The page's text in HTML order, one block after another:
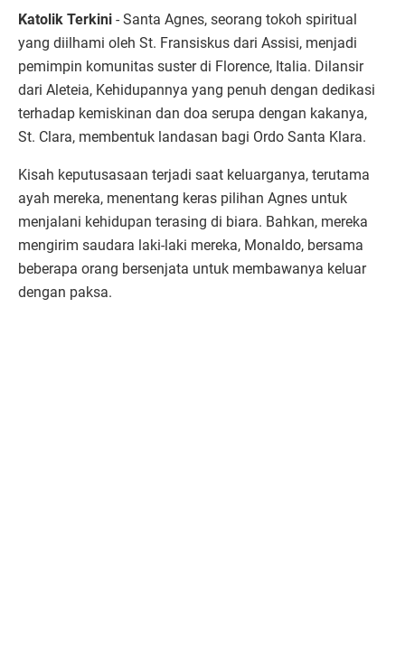
Katolik Terkini - Santa Agnes, seorang tokoh spiritual
yang diilhami oleh St. Fransiskus dari Assisi, menjadi
pemimpin komunitas suster di Florence, Italia. Dilansir
dari Aleteia, Kehidupannya yang penuh dengan dedikasi
terhadap kemiskinan dan doa serupa dengan kakanya,
St. Clara, membentuk landasan bagi Ordo Santa Klara.
Kisah keputusasaan terjadi saat keluarganya, terutama
ayah mereka, menentang keras pilihan Agnes untuk
menjalani kehidupan terasing di biara. Bahkan, mereka
mengirim saudara laki-laki mereka, Monaldo, bersama
beberapa orang bersenjata untuk membawanya keluar
dengan paksa.